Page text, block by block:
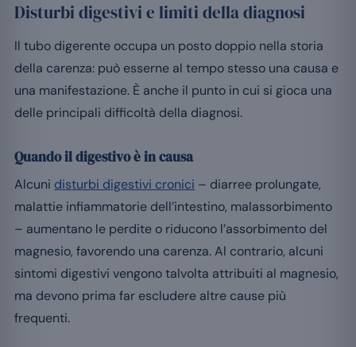
Disturbi digestivi e limiti della diagnosi
Il tubo digerente occupa un posto doppio nella storia
della carenza: può esserne al tempo stesso una causa e
una manifestazione. È anche il punto in cui si gioca una
delle principali difficoltà della diagnosi.
Quando il digestivo è in causa
Alcuni disturbi digestivi cronici – diarree prolungate,
malattie infiammatorie dell’intestino, malassorbimento
– aumentano le perdite o riducono l’assorbimento del
magnesio, favorendo una carenza. Al contrario, alcuni
sintomi digestivi vengono talvolta attribuiti al magnesio,
ma devono prima far escludere altre cause più
frequenti.